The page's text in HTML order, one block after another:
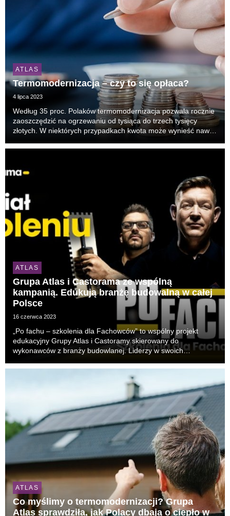
ATLAS
Termomodernizacja – czy to się opłaca?
4 lipca 2023
Według 35 proc. Polaków termomodernizacja pozwala rocznie
zaoszczędzić na ogrzewaniu od tysiąca do trzech tysięcy
złotych. W niektórych przypadkach kwota może wynieść nawet
„Zimno, cieplej, gorąco… Co Polacy wiedz...
ATLAS
Grupa Atlas i Castorama ze wspólną
kampanią. Edukują branżę budowalną w całej
Polsce
16 czerwca 2023
„Po fachu – szkolenia dla Fachowców” to wspólny projekt
edukacyjny Grupy Atlas i Castoramy skierowany do
wykonawców z branży budowlanej. Liderzy w swoich
trafiać do wykonawców. Po sukcesie pilotażu, projekt jest ...
ATLAS
Co myślimy o termomodernizacji? Grupa
Atlas sprawdziła, jak Polacy dbają o ciepło w